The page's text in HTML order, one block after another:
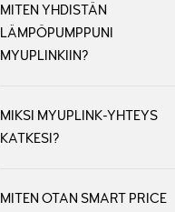
MITEN YHDISTÄN
LÄMPÖPUMPPUNI
MYUPLINKIIN?
MIKSI MYUPLINK-YHTEYS
KATKESI?
MITEN OTAN SMART PRICE